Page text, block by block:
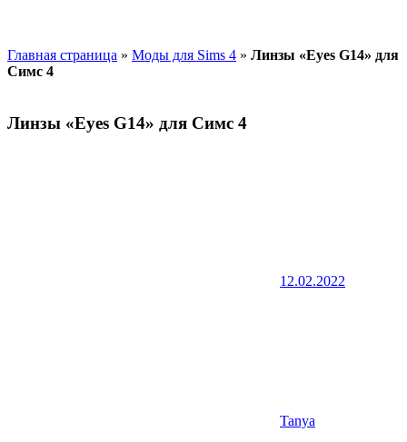
Главная страница » Моды для Sims 4 » Линзы «Eyes G14» для
Симс 4
Линзы «Eyes G14» для Симс 4
12.02.2022
Tanya